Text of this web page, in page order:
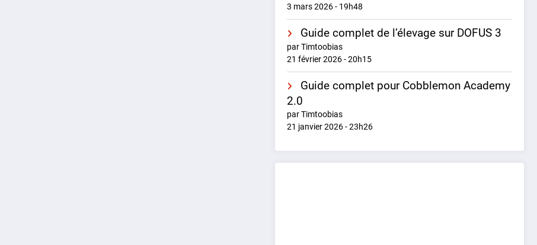
3 mars 2026 - 19h48
Guide complet de l’élevage sur DOFUS 3
par Timtoobias
21 février 2026 - 20h15
Guide complet pour Cobblemon Academy
2.0
par Timtoobias
21 janvier 2026 - 23h26